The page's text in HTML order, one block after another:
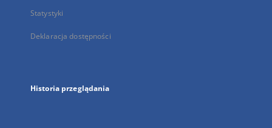
Statystyki
Deklaracja dostępności
Historia przeglądania